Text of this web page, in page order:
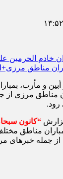
و مأرب،
مناطق مرزی از
رود.
“کانون
مناطق
جمله خبرهای